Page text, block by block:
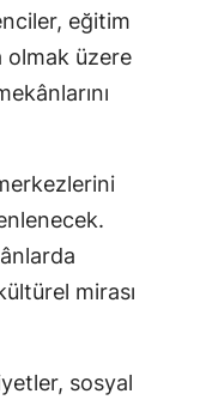
eğitim
olmak üzere
mirası
sosyal